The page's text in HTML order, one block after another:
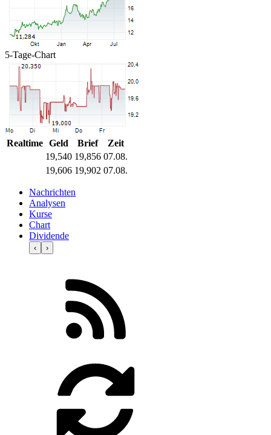
5-Tage-Chart
Realtime Geld Brief
Zeit
19,540 19,856 07.08.
19,606 19,902 07.08.
Nachrichten
Analysen
Kurse
Chart
Dividende
‹ ›